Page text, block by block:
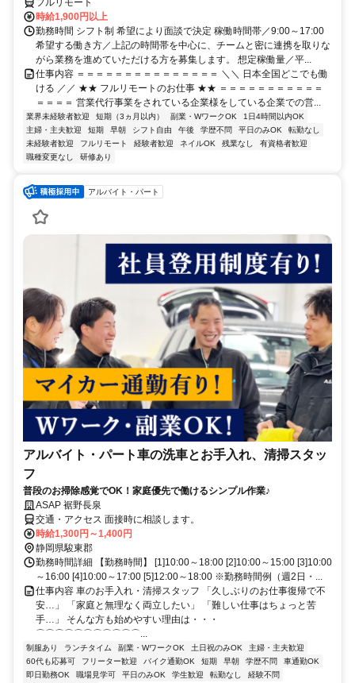
フルリモート
時給1,900円以上
勤務時間 シフト制 希望により面談で決定 稼働時間帯／9:00～17:00
希望する働き方／上記の時間帯を中心に、チームと密に連携を取りな
がら業務を進めていただける方を募集します。 想定稼働量／平...
仕事内容 ＝＝＝＝＝＝＝＝＝＝＝＝＝＝＝ ＼＼ 日本全国どこでも働
ける ／／ ★★ フルリモートのお仕事 ★★ ＝＝＝＝＝＝＝＝＝＝＝
＝＝＝＝ 営業代行事業をされている企業様をしている企業での営...
業界未経験者歓迎 短期（3ヵ月以内） 副業・WワークOK
1日4時間以内OK
主婦・主夫歓迎
短期 早朝 シフト自由 午後 学歴不問 平日のみOK
転勤なし
未経験者歓迎
フルリモート 経験者歓迎 ネイルOK 残業なし
有資格者歓迎
職種変更なし
研修あり
アルバイト・パート
アルバイト・パート車の洗車とお手入れ、清掃スタッ
フ
普段のお掃除感覚でOK！家庭優先で働けるシンプル作業♪
ASAP 裾野長泉
交通・アクセス 面接時に相談します。
時給1,300円～1,400円
静岡県駿東郡
勤務時間詳細 【勤務時間】 [1]10:00～18:00 [2]10:00～15:00 [3]10:00
～16:00 [4]10:00～17:00 [5]12:00～18:00 ※勤務時間例（週2日・...
仕事内容 車のお手入れ・清掃スタッフ 「久しぶりのお仕事復帰で不
安…」 「家庭と無理なく両立したい」 「難しい仕事はちょっと苦
手…」 そんな方も始めやすい理由は・・・
⌒⌒⌒⌒⌒⌒⌒⌒⌒⌒⌒...
制服あり ランチタイム 副業・WワークOK 土日祝のみOK
主婦・主夫歓迎
60代も応募可
フリーター歓迎 バイク通勤OK 短期 早朝 学歴不問
車通勤OK
即日勤務OK
職場見学可 平日のみOK 学生歓迎 転勤なし
経験不問